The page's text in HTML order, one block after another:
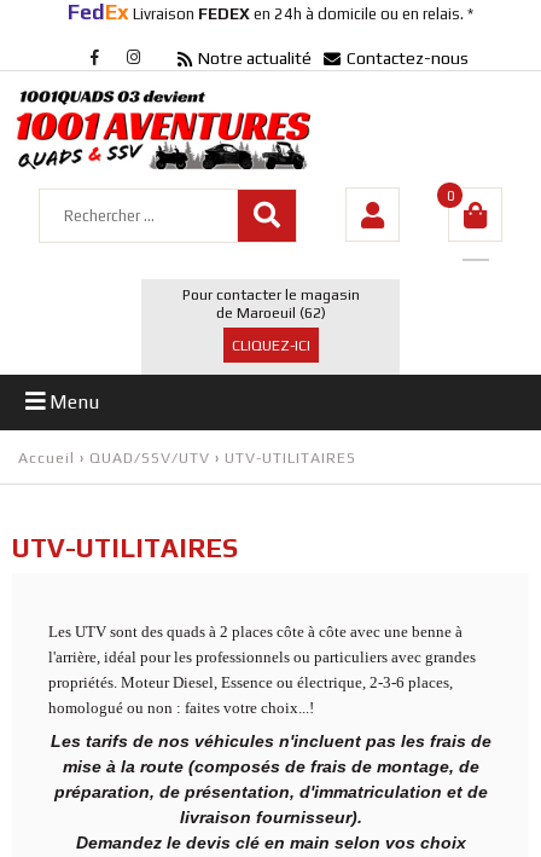
Fed Ex Livraison FEDEX en 24h à domicile ou en relais. *
Notre actualité Contactez-nous
0
Pour contacter le magasin
de Maroeuil (62)
CLIQUEZ-ICI
Menu
Accueil › QUAD/SSV/UTV › UTV-UTILITAIRES
UTV-UTILITAIRES
Les UTV sont des quads à 2 places côte à côte avec une benne à
l'arrière, idéal pour les professionnels ou particuliers avec grandes
propriétés. Moteur Diesel, Essence ou électrique, 2-3-6 places,
homologué ou non : faites votre choix...!
Les tarifs de nos véhicules n'incluent pas les frais de
mise à la route (composés de frais de montage, de
préparation, de présentation, d'immatriculation et de
livraison fournisseur).
Demandez le devis clé en main selon vos choix